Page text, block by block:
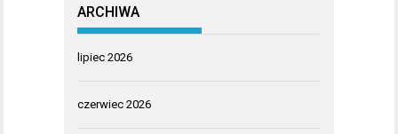
ARCHIWA
lipiec 2026
czerwiec 2026